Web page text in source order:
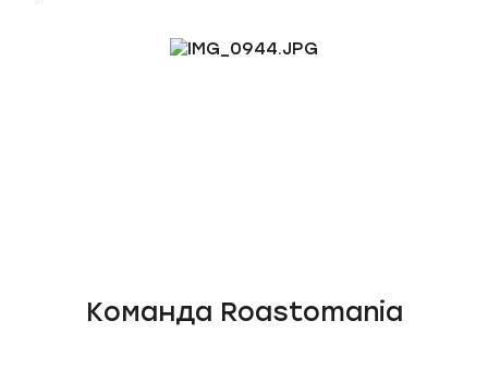
Команда Roastomania